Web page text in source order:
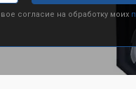
согласие на обработку моих